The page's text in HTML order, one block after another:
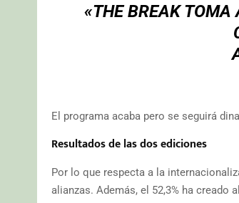
«THE BREAK TOMA
El programa acaba pero se seguirá
Resultados de las dos ediciones
Por lo que respecta a la
alianzas. Además, el 52,3% ha creado